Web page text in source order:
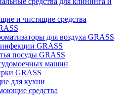
и чистящие средства
для воздуха GRASS
GRASS
посуды GRASS
машин
GRASS
для кухни
средства